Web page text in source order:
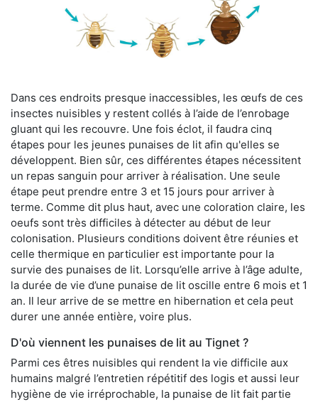
Dans ces endroits presque inaccessibles, les œufs de ces
insectes nuisibles y restent collés à l’aide de l’enrobage
gluant qui les recouvre. Une fois éclot, il faudra cinq
étapes pour les jeunes punaises de lit afin qu'elles se
développent. Bien sûr, ces différentes étapes nécessitent
un repas sanguin pour arriver à réalisation. Une seule
étape peut prendre entre 3 et 15 jours pour arriver à
terme. Comme dit plus haut, avec une coloration claire, les
oeufs sont très difficiles à détecter au début de leur
colonisation. Plusieurs conditions doivent être réunies et
celle thermique en particulier est importante pour la
survie des punaises de lit. Lorsqu’elle arrive à l’âge adulte,
la durée de vie d’une punaise de lit oscille entre 6 mois et 1
an. Il leur arrive de se mettre en hibernation et cela peut
durer une année entière, voire plus.
D'où viennent les punaises de lit au Tignet ?
Parmi ces êtres nuisibles qui rendent la vie difficile aux
humains malgré l’entretien répétitif des logis et aussi leur
hygiène de vie irréprochable, la punaise de lit fait partie